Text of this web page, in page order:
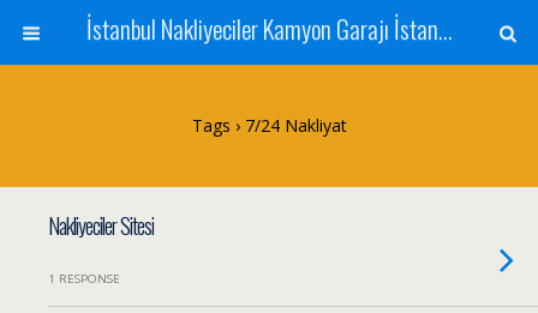
İstanbul Nakliyeciler Kamyon Garajı İstanbul Nakliyat Şehir İçi ve Şehirler Arası Nakliyat İstanbul Evden Eve Nakliyat Yük Eşya Taşımacılığı
Tags › 7/24 Nakliyat
Nakliyeciler Sitesi
1 RESPONSE